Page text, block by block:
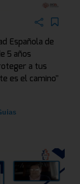
Española de
5 años
a tus
es el camino”